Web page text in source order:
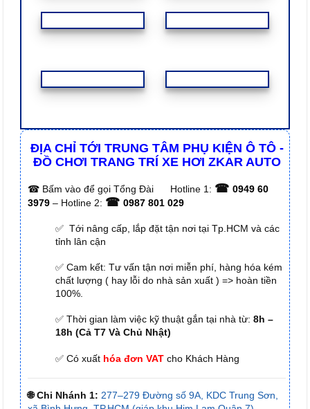
ĐỊA CHỈ TỚI TRUNG TÂM PHỤ KIỆN Ô TÔ -
ĐỒ CHƠI TRANG TRÍ XE HƠI ZKAR AUTO
☎ Bấm vào để gọi Tổng Đài Hotline 1: ☎ 0949 60
3979 – Hotline 2: ☎ 0987 801 029
✅ Tới nâng cấp, lắp đặt tận nơi tại Tp.HCM và các
tỉnh lân cận
✅ Cam kết: Tư vấn tận nơi miễn phí, hàng hóa kém
chất lượng ( hay lỗi do nhà sản xuất ) => hoàn tiền
100%.
✅ Thời gian làm việc kỹ thuật gắn tại nhà từ: 8h –
18h (Cả T7 Và Chủ Nhật)
✅ Có xuất hóa đơn VAT cho Khách Hàng
🌐 Chi Nhánh 1: 277–279 Đường số 9A, KDC Trung Sơn,